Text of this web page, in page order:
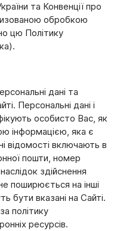
та Конвенції про
обробкою
цю Політику
дані та
Персональні дані і
особисто Вас, як
інформацією, яка є
відомості включають в
пошти, номер
здійснення
поширюється на інші
бути вказані на Сайті.
політику
ресурсів.